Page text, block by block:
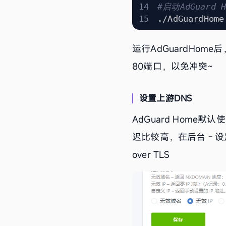
#启动AdGuard
运行AdGuardHome后
80端口，以免冲突~
设置上游DNS
AdGuard Home默认
迟比较高，在后台 -
over TLS